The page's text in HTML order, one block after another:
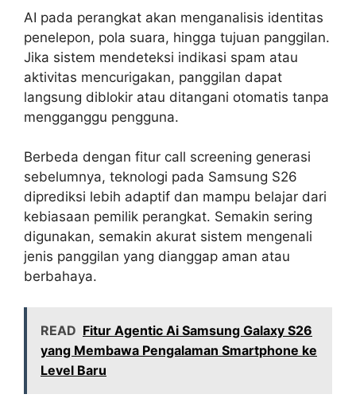
AI pada perangkat akan menganalisis identitas
penelepon, pola suara, hingga tujuan panggilan.
Jika sistem mendeteksi indikasi spam atau
aktivitas mencurigakan, panggilan dapat
langsung diblokir atau ditangani otomatis tanpa
mengganggu pengguna.
Berbeda dengan fitur call screening generasi
sebelumnya, teknologi pada Samsung S26
diprediksi lebih adaptif dan mampu belajar dari
kebiasaan pemilik perangkat. Semakin sering
digunakan, semakin akurat sistem mengenali
jenis panggilan yang dianggap aman atau
berbahaya.
READ Fitur Agentic Ai Samsung Galaxy S26
yang Membawa Pengalaman Smartphone ke
Level Baru